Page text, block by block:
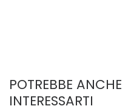
POTREBBE ANCHE
INTERESSARTI